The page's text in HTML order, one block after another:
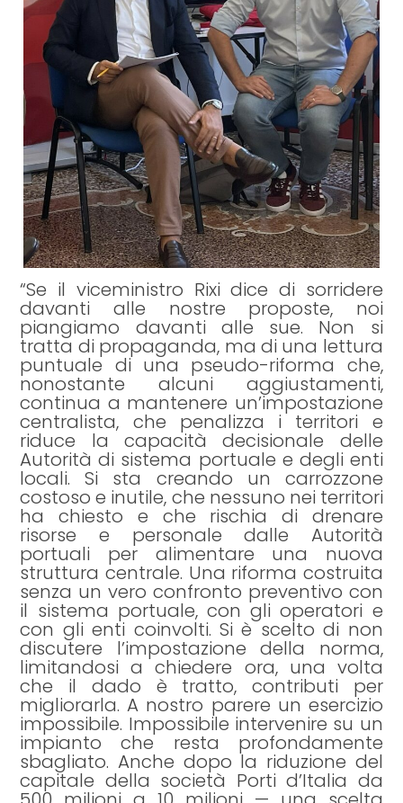
“Se il viceministro Rixi dice di sorridere
davanti alle nostre proposte, noi
piangiamo davanti alle sue. Non si
tratta di propaganda, ma di una lettura
puntuale di una pseudo-riforma che,
nonostante alcuni aggiustamenti,
continua a mantenere un’impostazione
centralista, che penalizza i territori e
riduce la capacità decisionale delle
Autorità di sistema portuale e degli enti
locali. Si sta creando un carrozzone
costoso e inutile, che nessuno nei territori
ha chiesto e che rischia di drenare
risorse e personale dalle Autorità
portuali per alimentare una nuova
struttura centrale. Una riforma costruita
senza un vero confronto preventivo con
il sistema portuale, con gli operatori e
con gli enti coinvolti. Si è scelto di non
discutere l’impostazione della norma,
limitandosi a chiedere ora, una volta
che il dado è tratto, contributi per
migliorarla. A nostro parere un esercizio
impossibile. Impossibile intervenire su un
impianto che resta profondamente
sbagliato. Anche dopo la riduzione del
capitale della società Porti d’Italia da